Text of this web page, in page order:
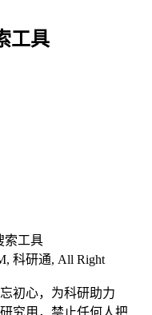
工具
索工具
科研通, All Right
初心，为科研助力
究用，禁止任何人把